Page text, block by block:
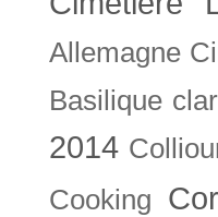
Allemagne
Basilique
2014
Cooking